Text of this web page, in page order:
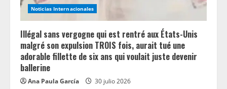
Noticias Internacionales
Illégal sans vergogne qui est rentré aux États-Unis
malgré son expulsion TROIS fois, aurait tué une
adorable fillette de six ans qui voulait juste devenir
ballerine
Ana Paula García 30 julio 2026